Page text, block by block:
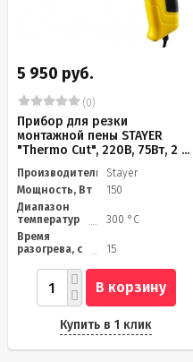
5 950 руб.
(0)
Прибор для резки
монтажной пены STAYER
"Thermo Cut", 220В, 75Вт, 2 ...
Производитель
Stayer
Мощность, Вт
150
Диапазон
температур
300 °С
Время
разогрева, с
15
В корзину
Купить в 1 клик